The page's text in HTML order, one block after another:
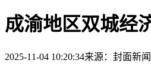
成渝地区双城经
2025-11-04 10:20:34来源：封面新闻